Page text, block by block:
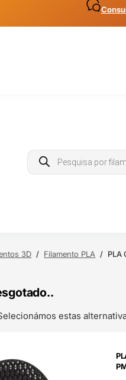
Products
search
3D / Filamento PLA / PLA
estas